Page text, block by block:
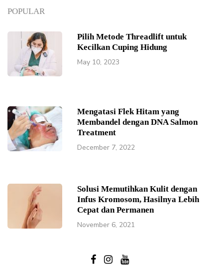
POPULAR
Pilih Metode Threadlift untuk
Kecilkan Cuping Hidung
May 10, 2023
Mengatasi Flek Hitam yang
Membandel dengan DNA Salmon
Treatment
December 7, 2022
Solusi Memutihkan Kulit dengan
Infus Kromosom, Hasilnya Lebih
Cepat dan Permanen
November 6, 2021